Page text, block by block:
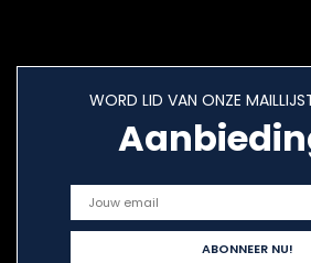
WORD LID VAN ONZE